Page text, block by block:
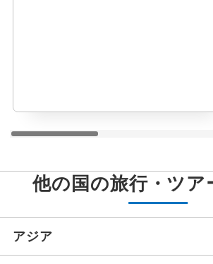
他の国の旅行・ツア
アジア